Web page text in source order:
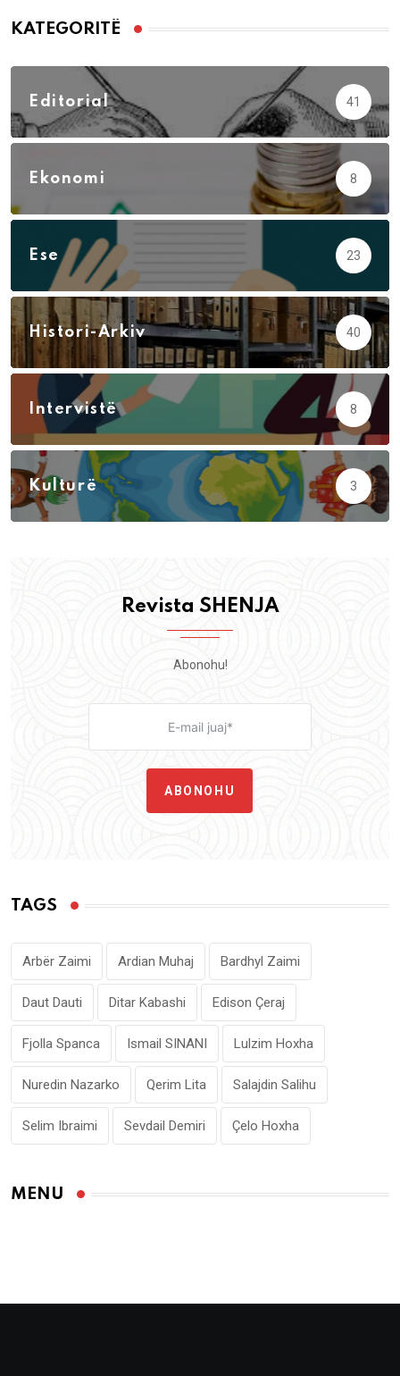
KATEGORITË
Editorial 41
Ekonomi 8
Ese 23
Histori-Arkiv 40
Intervistë 8
Kulturë 3
Revista SHENJA
Abonohu!
ABONOHU
TAGS
Arbër Zaimi Ardian Muhaj Bardhyl Zaimi
Daut Dauti Ditar Kabashi Edison Çeraj
Fjolla Spanca Ismail SINANI Lulzim Hoxha
Nuredin Nazarko Qerim Lita Salajdin Salihu
Selim Ibraimi Sevdail Demiri Çelo Hoxha
MENU